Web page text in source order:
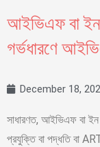
আইভিএফ বা ইন
গর্ভধারণে
December 18,
সাধারণত, আইভিএফ বা ইন
প্রযুক্তি বা পদ্ধতি